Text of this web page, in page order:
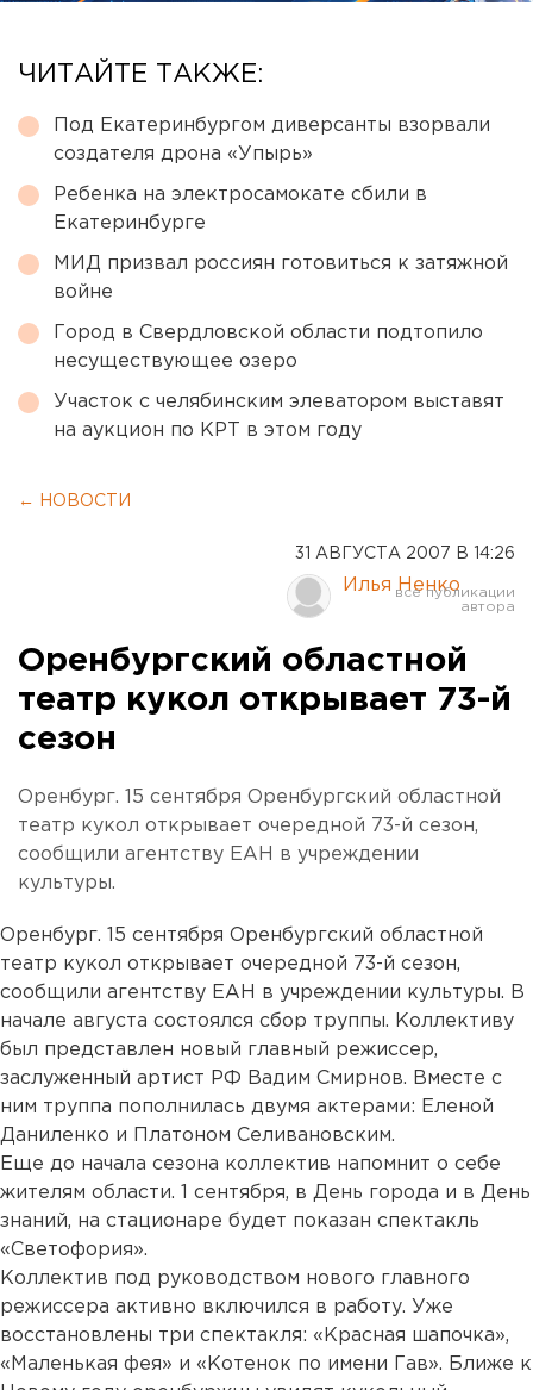
ЧИТАЙТЕ ТАКЖЕ:
Под Екатеринбургом диверсанты взорвали
создателя дрона «Упырь»
Ребенка на электросамокате сбили в
Екатеринбурге
МИД призвал россиян готовиться к затяжной
войне
Город в Свердловской области подтопило
несуществующее озеро
Участок с челябинским элеватором выставят
на аукцион по КРТ в этом году
← НОВОСТИ
31 АВГУСТА 2007 В 14:26
Илья Ненко
Оренбургский областной
театр кукол открывает 73-й
сезон
Оренбург. 15 сентября Оренбургский областной
театр кукол открывает очередной 73-й сезон,
сообщили агентству ЕАН в учреждении
культуры.
Оренбург. 15 сентября Оренбургский областной
театр кукол открывает очередной 73-й сезон,
сообщили агентству ЕАН в учреждении культуры. В
начале августа состоялся сбор труппы. Коллективу
был представлен новый главный режиссер,
заслуженный артист РФ Вадим Смирнов. Вместе с
ним труппа пополнилась двумя актерами: Еленой
Даниленко и Платоном Селивановским.
Еще до начала сезона коллектив напомнит о себе
жителям области. 1 сентября, в День города и в День
знаний, на стационаре будет показан спектакль
«Светофория».
Коллектив под руководством нового главного
режиссера активно включился в работу. Уже
восстановлены три спектакля: «Красная шапочка»,
«Маленькая фея» и «Котенок по имени Гав». Ближе к